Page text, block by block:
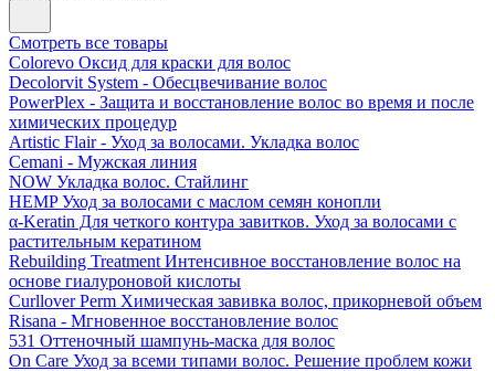
Смотреть все товары
Colorevo Оксид для краски для волос
Decolorvit System - Обесцвечивание волос
PowerPlex - Защита и восстановление волос во время и после
химических процедур
Artistic Flair - Уход за волосами. Укладка волос
Cemani - Мужская линия
NOW Укладка волос. Стайлинг
HEMP Уход за волосами с маслом семян конопли
α-Keratin Для четкого контура завитков. Уход за волосами с
растительным кератином
Rebuilding Treatment Интенсивное восстановление волос на
основе гиалуроновой кислоты
Curllover Perm Химическая завивка волос, прикорневой объем
Risana - Мгновенное восстановление волос
531 Оттеночный шампунь-маска для волос
On Care Уход за всеми типами волос. Решение проблем кожи